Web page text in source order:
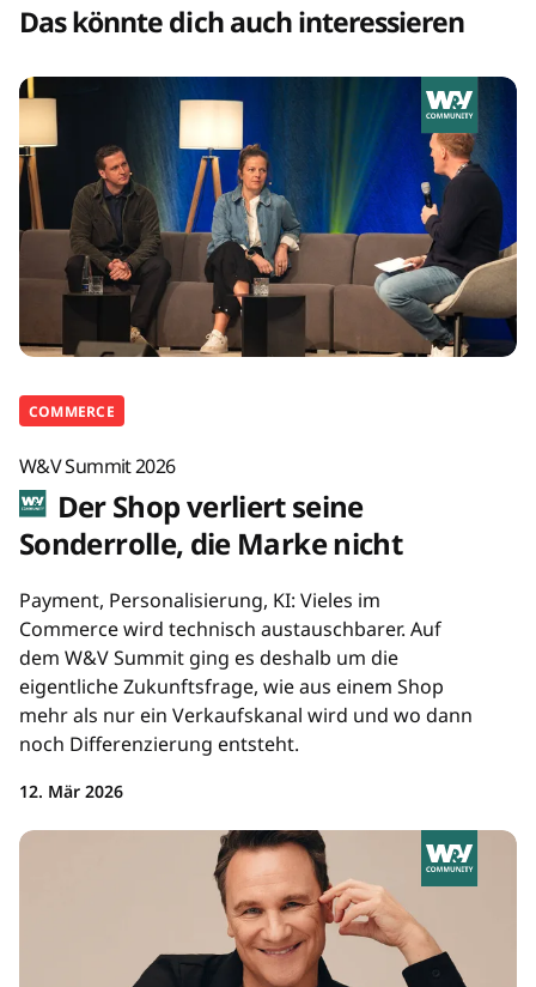
Das könnte dich auch interessieren
COMMERCE
W&V Summit 2026
Der Shop verliert seine
Sonderrolle, die Marke nicht
Payment, Personalisierung, KI: Vieles im
Commerce wird technisch austauschbarer. Auf
dem W&V Summit ging es deshalb um die
eigentliche Zukunftsfrage, wie aus einem Shop
mehr als nur ein Verkaufskanal wird und wo dann
noch Differenzierung entsteht.
12. Mär 2026